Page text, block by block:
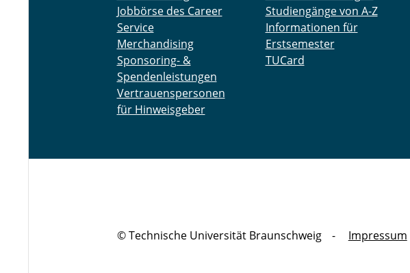
Jobbörse des Career
Service
Merchandising
Sponsoring- &
Spendenleistungen
Vertrauenspersonen
für Hinweisgeber
Studiengänge von A-Z
Informationen für
Erstsemester
TUCard
© Technische Universität Braunschweig Impressum